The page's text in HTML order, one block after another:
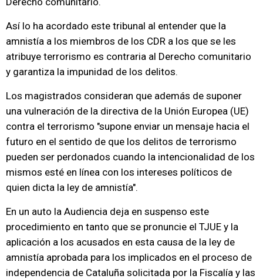
Así lo ha acordado este tribunal al entender que la
amnistía a los miembros de los CDR a los que se les
atribuye terrorismo es contraria al Derecho comunitario
y garantiza la impunidad de los delitos.
Los magistrados consideran que además de suponer
una vulneración de la directiva de la Unión Europea (UE)
contra el terrorismo "supone enviar un mensaje hacia el
futuro en el sentido de que los delitos de terrorismo
pueden ser perdonados cuando la intencionalidad de los
mismos esté en línea con los intereses políticos de
quien dicta la ley de amnistía".
En un auto la Audiencia deja en suspenso este
procedimiento en tanto que se pronuncie el TJUE y la
aplicación a los acusados en esta causa de la ley de
amnistía aprobada para los implicados en el proceso de
independencia de Cataluña solicitada por la Fiscalía y las